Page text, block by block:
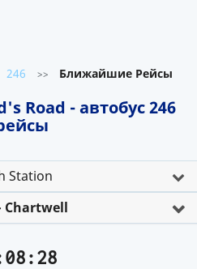
246 >> Ближайшие Рейсы
Road - автобус 246
Station
Chartwell